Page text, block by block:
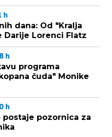
h
dana: Od "Kralja
Darije Lorenci Flatz
h
programa
čuda" Monike
h
pozornica za